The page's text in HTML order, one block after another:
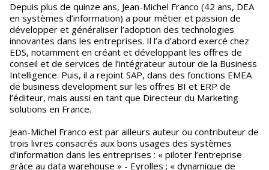
Depuis plus de quinze ans, Jean-Michel Franco (42 ans, DEA
en systèmes d’information) a pour métier et passion de
développer et généraliser l’adoption des technologies
innovantes dans les entreprises. Il l’a d’abord exercé chez
EDS, notamment en créant et développant les offres de
conseil et de services de l’intégrateur autour de la Business
Intelligence. Puis, il a rejoint SAP, dans des fonctions EMEA
de business development sur les offres BI et ERP de
l’éditeur, mais aussi en tant que Directeur du Marketing
solutions en France.
Jean-Michel Franco est par ailleurs auteur ou contributeur de
trois livres consacrés aux bons usages des systèmes
d’information dans les entreprises : « piloter l’entreprise
grâce au data warehouse » - Eyrolles ; « dynamique de